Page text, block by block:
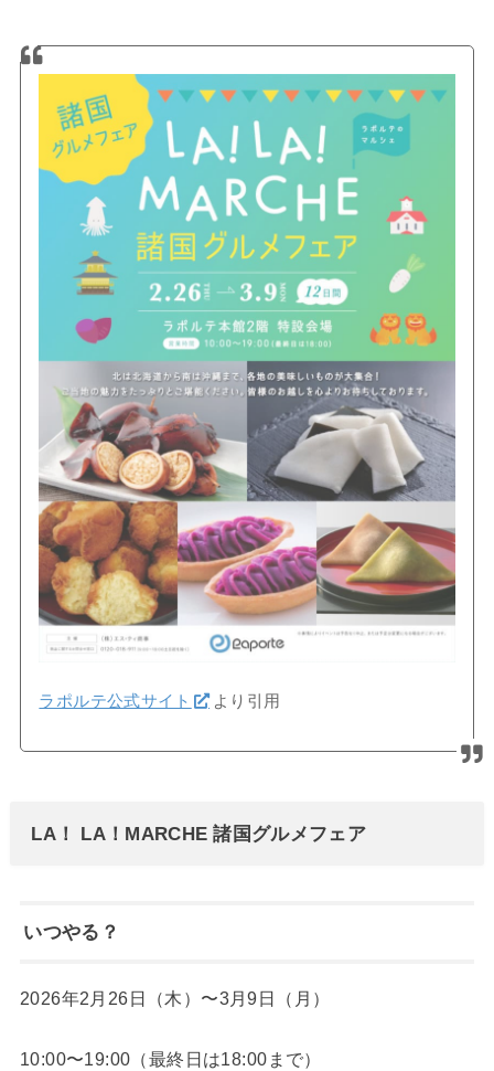
ラポルテ公式サイト より引用
LA！ LA！MARCHE 諸国グルメフェア
いつやる？
2026年2月26日（木）〜3月9日（月）
10:00〜19:00（最終日は18:00まで）